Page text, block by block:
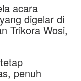
acara
digelar di
Trikora Wosi,
penuh